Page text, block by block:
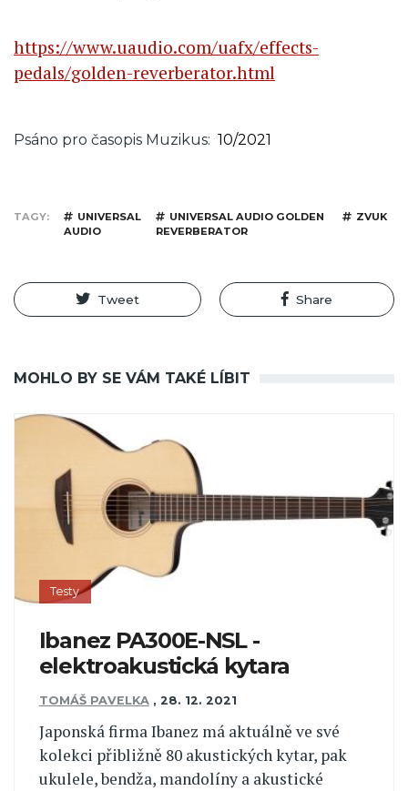
https://www.uaudio.com/uafx/effects-
pedals/golden-reverberator.html
Psáno pro časopis Muzikus 10/2021
TAGY
UNIVERSAL
AUDIO
UNIVERSAL AUDIO GOLDEN
REVERBERATOR
ZVUK
Tweet Share
MOHLO BY SE VÁM TAKÉ LÍBIT
Testy
Ibanez PA300E-NSL -
elektroakustická kytara
TOMÁŠ PAVELKA , 28. 12. 2021
Japonská firma Ibanez má aktuálně ve své
kolekci přibližně 80 akustických kytar, pak
ukulele, bendža, mandolíny a akustické